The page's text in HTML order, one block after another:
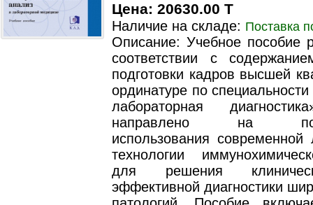
Цена: 20630.00 T
Наличие на складе: Поставка
Описание: Учебное пособие
соответствии с
подготовки кадров высшей
ординатуре по специальности
лабораторная
направлено на
использования современной
технологии
для решения
эффективной диагностики